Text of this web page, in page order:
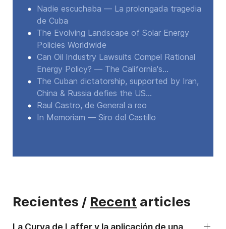
Nadie escuchaba — La prolongada tragedia
de Cuba
The Evolving Landscape of Solar Energy
Policies Worldwide
Can Oil Industry Lawsuits Compel Rational
Energy Policy? — The California's...
The Cuban dictatorship, supported by Iran,
China & Russia defies the US...
Raul Castro, de General a reo
In Memoriam — Siro del Castillo
Recientes / Recent articles
La Curva de Laffer y la aplicación de una